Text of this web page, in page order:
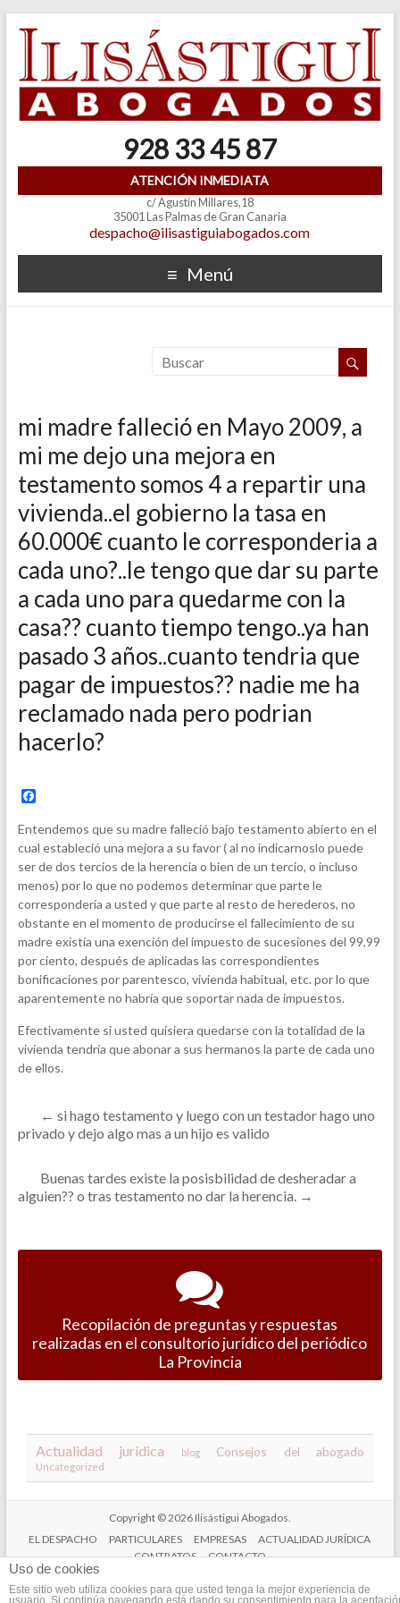
928 33 45 87
ATENCIÓN INMEDIATA
c/ Agustín Millares,18
35001 Las Palmas de Gran Canaria
despacho@ilisastiguiabogados.com
Menú
mi madre falleció en Mayo 2009, a
mi me dejo una mejora en
testamento somos 4 a repartir una
vivienda..el gobierno la tasa en
60.000€ cuanto le corresponderia a
cada uno?..le tengo que dar su parte
a cada uno para quedarme con la
casa?? cuanto tiempo tengo..ya han
pasado 3 años..cuanto tendria que
pagar de impuestos?? nadie me ha
reclamado nada pero podrian
hacerlo?
F
c
e
b
o
o
k
Entendemos que su madre falleció bajo testamento abierto en el
cual estableció una mejora a su favor ( al no indicarnoslo puede
ser de dos tercios de la herencia o bien de un tercio, o incluso
menos) por lo que no podemos determinar que parte le
correspondería a usted y que parte al resto de herederos, no
obstante en el momento de producirse el fallecimiento de su
madre existía una exención del impuesto de sucesiones del 99,99
por ciento, después de aplicadas las correspondientes
bonificaciones por parentesco, vivienda habitual, etc. por lo que
aparentemente no habría que soportar nada de impuestos.
Efectivamente si usted quisiera quedarse con la totalidad de la
vivienda tendría que abonar a sus hermanos la parte de cada uno
de ellos.
← si hago testamento y luego con un testador hago uno
privado y dejo algo mas a un hijo es valido
Buenas tardes existe la posisbilidad de desheradar a
alguien?? o tras testamento no dar la herencia. →
Recopilación de preguntas y respuestas
realizadas en el consultorio jurídico del periódico
La Provincia
Actualidad jurídica blog Consejos del abogado
Uncategorized
Copyright © 2026 Ilisástigui Abogados
EL DESPACHO
PARTICULARES EMPRESAS
ACTUALIDAD JURÍDICA
CONTRATOS
CONTACTO
Aviso Legal
Uso de cookies
Este sitio web utiliza cookies para que usted tenga la mejor experiencia de
usuario. Si continúa navegando está dando su consentimiento para la